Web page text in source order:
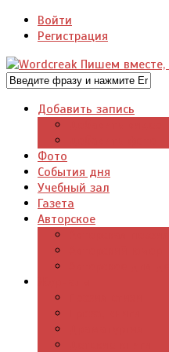
Войти
Регистрация
Добавить запись
Фото
События дня
Учебный зал
Газета
Авторское